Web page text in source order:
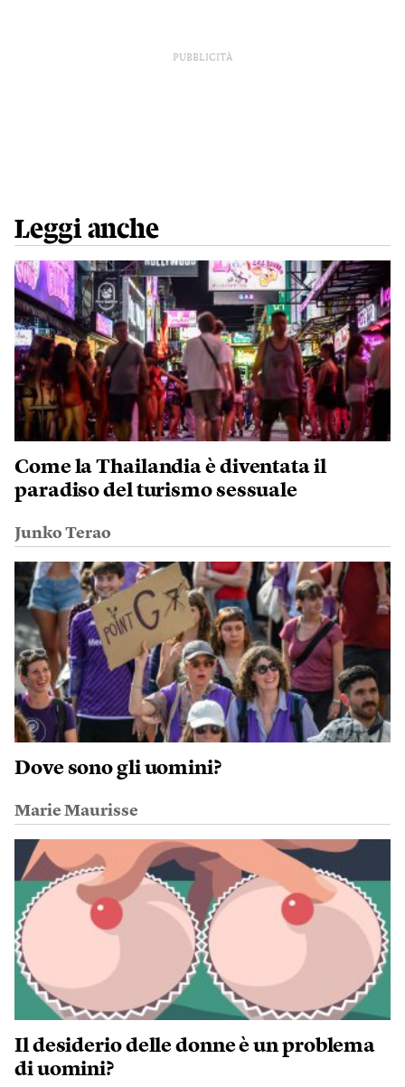
PUBBLICITÀ
Leggi anche
Come la Thailandia è diventata il
paradiso del turismo sessuale
Junko Terao
Dove sono gli uomini?
Marie Maurisse
Il desiderio delle donne è un problema
di uomini?